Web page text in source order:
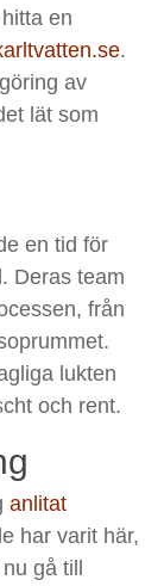
en
.
av
lät som
en tid för
Deras team
från
lukten
och rent.
anlitat
har varit här,
gå till